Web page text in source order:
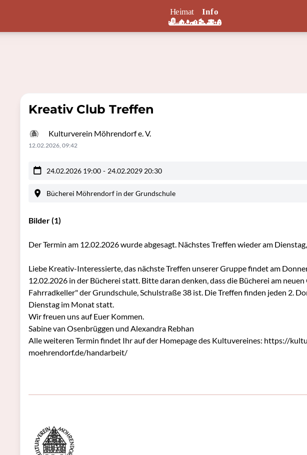
Kreativ Club Treffen
Kulturverein Möhrendorf e. V.
12.02.2026, 09:42
24.02.2026 19:00 - 24.02.2029 20:30
Bücherei Möhrendorf in der Grundschule
Bilder (1)
Der Termin am 12.02.2026 wurde abgesagt. Nächstes Treffen wieder am
Liebe Kreativ-Interessierte, das nächste Treffen unserer Gruppe findet am
12.02.2026 in der Bücherei statt. Bitte daran denken, dass die Bücherei am
Fahrradkeller" der Grundschule, Schulstraße 38 ist. Die Treffen finden jeden 2.
Dienstag im Monat statt.
Wir freuen uns auf Euer Kommen.
Sabine van Osenbrüggen und Alexandra Rebhan
Alle weiteren Termin findet Ihr auf der Homepage des Kultuvereines: https://
moehrendorf.de/handarbeit/